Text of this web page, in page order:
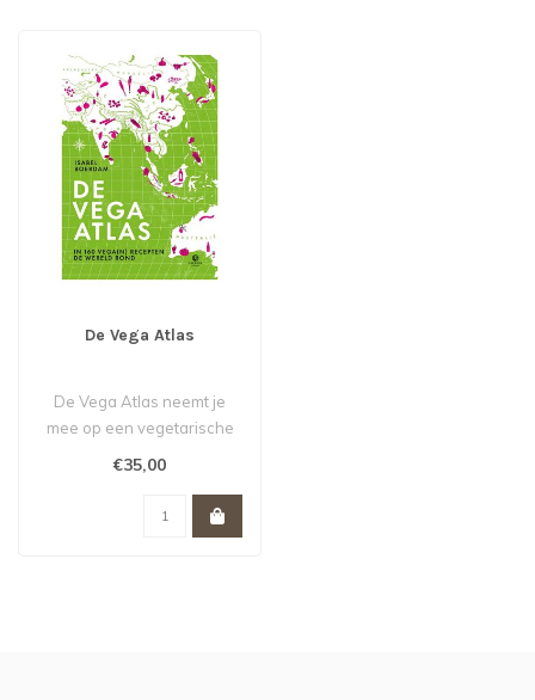
De Vega Atlas
De Vega Atlas neemt je
mee op een vegetarische
wereldreis.
€35,00